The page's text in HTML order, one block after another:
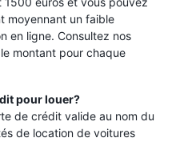
moyennant un faible
en ligne. Consultez nos
montant pour chaque
pour louer?
de crédit valide au nom du
de location de voitures